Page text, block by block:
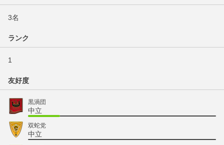
3名
ランク
1
友好度
黒渦団
中立
双蛇党
中立